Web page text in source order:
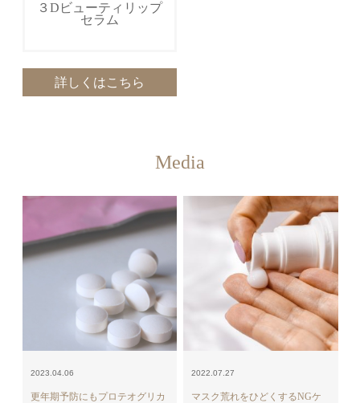
３Dビューティリップ
セラム
詳しくはこちら
Media
2023.04.06
更年期予防にもプロテオグリカ
2022.07.27
マスク荒れをひどくするNGケ